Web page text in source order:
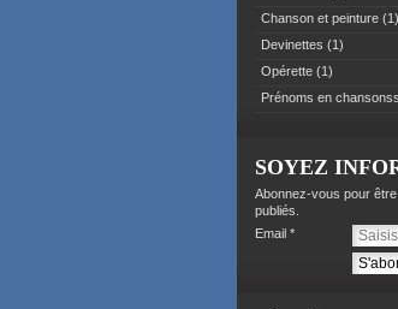
Chanson et peinture (1)
Devinettes (1)
Opérette (1)
Prénoms en chansonss
SOYEZ
Abonnez-vous pour
publiés.
Email